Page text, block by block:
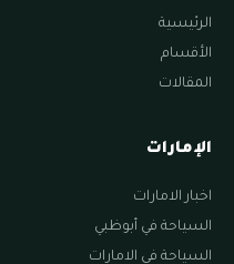
الرئيسية
الأقسام
المقالات
الإمارات
اخبار الامارات
السياحة في أبوظبي
السياحة في الامارات